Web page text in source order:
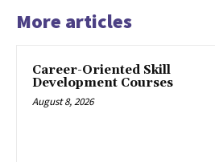
More articles
Career-Oriented Skill
Development Courses
August 8, 2026